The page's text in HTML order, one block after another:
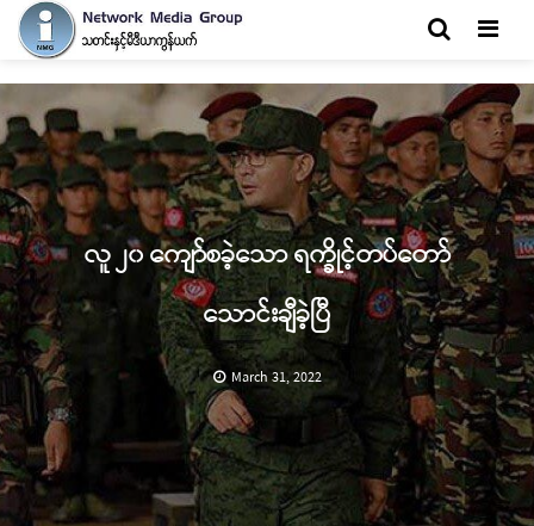
လူ ၂၀ ကျော်စခဲ့သော ရက္ခိုင့်တပ်တော်
သောင်းချီခဲ့ပြီ
March 31, 2022